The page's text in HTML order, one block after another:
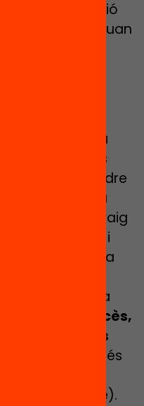
va ser una decisió
més tard, quan
gent evitava
comencem a
altres pares
“Apprendre
pour la
Després em vaig
de pares i
dona suport a
a
que treballava
escolar francès,
ocupa més
(més
escoles
d’altres sense).